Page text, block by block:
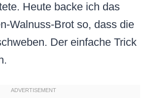
Heute backe ich das
Walnuss-Brot so, dass die
Der einfache Trick